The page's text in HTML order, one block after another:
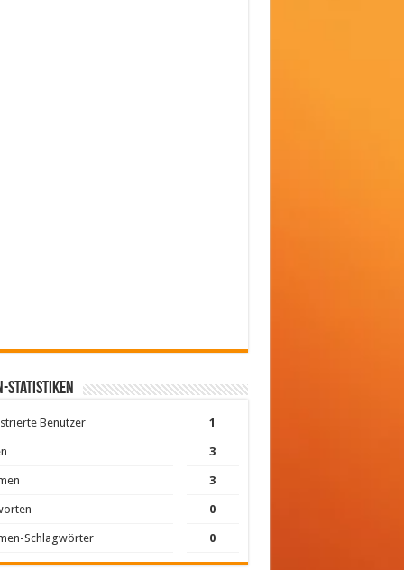
Statistiken
Benutzer 1
3
3
0
Schlagwörter 0